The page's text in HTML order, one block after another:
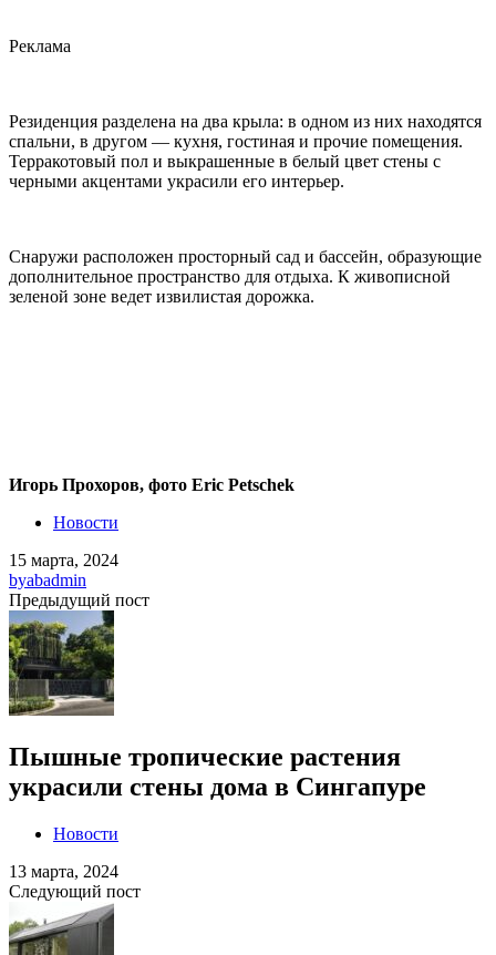
Реклама
Резиденция разделена на два крыла: в одном из них находятся
спальни, в другом — кухня, гостиная и прочие помещения.
Терракотовый пол и выкрашенные в белый цвет стены с
черными акцентами украсили его интерьер.
Снаружи расположен просторный сад и бассейн, образующие
дополнительное пространство для отдыха. К живописной
зеленой зоне ведет извилистая дорожка.
Игорь Прохоров, фото Eric Petschek
Новости
15 марта, 2024
byabadmin
Предыдущий пост
Пышные тропические растения
украсили стены дома в Сингапуре
Новости
13 марта, 2024
Следующий пост